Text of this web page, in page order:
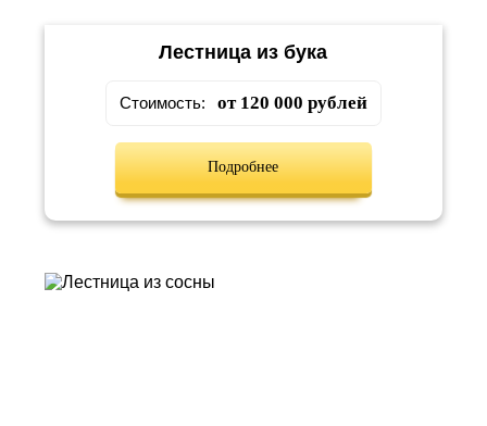
Лестница из бука
Стоимость: от 120 000 рублей
Подробнее